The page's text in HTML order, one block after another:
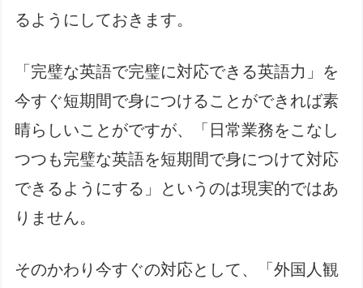
るようにしておきます。
「完璧な英語で完璧に対応できる英語力」を
今すぐ短期間で身につけることができれば素
晴らしいことがですが、「日常業務をこなし
つつも完璧な英語を短期間で身につけて対応
できるようにする」というのは現実的ではあ
りません。
そのかわり今すぐの対応として、「外国人観